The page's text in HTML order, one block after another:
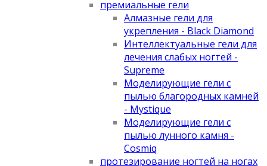
премиальные гели
Алмазные гели для
укрепления - Black Diamond
Интеллектуальные гели для
лечения слабых ногтей -
Supreme
Моделирующие гели с
пылью благородных камней
- Mystique
Моделирующие гели с
пылью лунного камня -
Cosmiq
протезирование ногтей на ногах